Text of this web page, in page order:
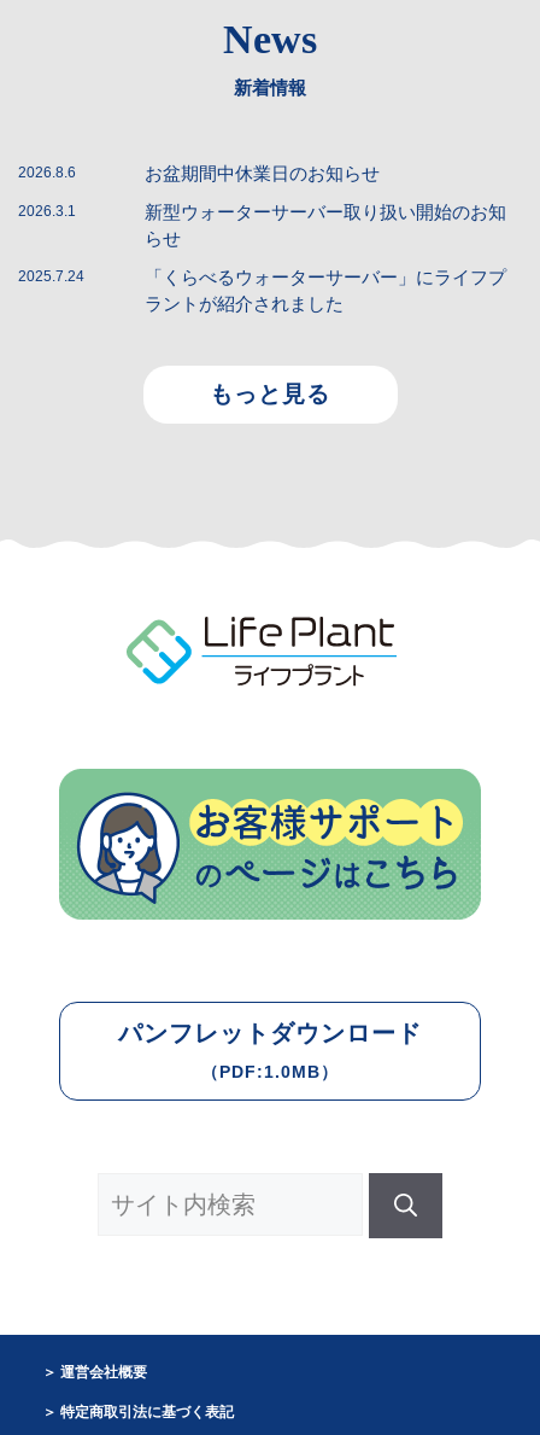
News
新着情報
2026.8.6 お盆期間中休業日のお知らせ
2026.3.1
新型ウォーターサーバー取り扱い開始のお知
らせ
2025.7.24
「くらべるウォーターサーバー」にライフプ
ラントが紹介されました
もっと見る
パンフレットダウンロード
（PDF:1.0MB）
検
索:
運営会社概要
特定商取引法に基づく表記